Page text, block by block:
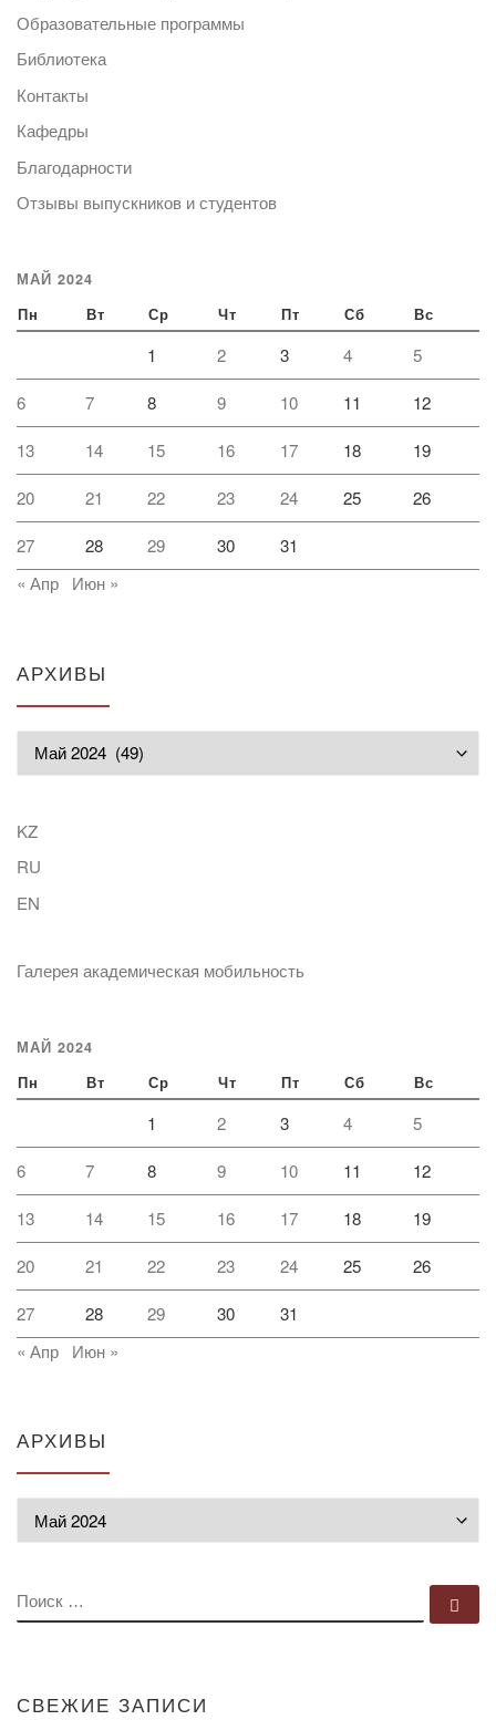
Образовательные программы
Библиотека
Контакты
Кафедры
Благодарности
Отзывы выпускников и студентов
МАЙ 2024
Пн Вт Ср Чт Пт Сб Вс
1 2 3 4 5
6 7 8 9 10 11 12
13 14 15 16 17 18 19
20 21 22 23 24 25 26
27 28 29 30
31
« Апр
Июн »
АРХИВЫ
KZ
RU
EN
Галерея академическая мобильность
МАЙ 2024
Пн Вт Ср Чт Пт Сб Вс
1 2 3 4 5
6 7 8 9 10 11 12
13 14 15 16 17 18 19
20 21 22 23 24 25 26
27 28 29 30
31
« Апр
Июн »
АРХИВЫ
ПОИСК
СВЕЖИЕ ЗАПИСИ